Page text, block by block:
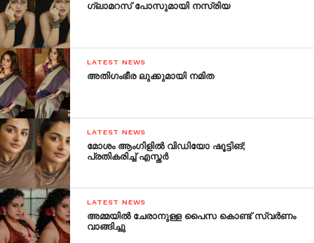
ഗ്ലാമറസ് പോസുമായി നസ്രിയ
LATEST NEWS
അതിഗംഭീര ലുക്കുമായി നമിത
LATEST NEWS
മോശം ആംഗിളില്‍ വിഡിയോ ഷൂട്ടിങ്;
പ്രതികരിച്ച് എസ്തര്‍
LATEST NEWS
അമ്മയില്‍ ചേരാനുള്ള പൈസ കൊണ്ട് സ്വര്‍ണം
വാങ്ങിച്ചു